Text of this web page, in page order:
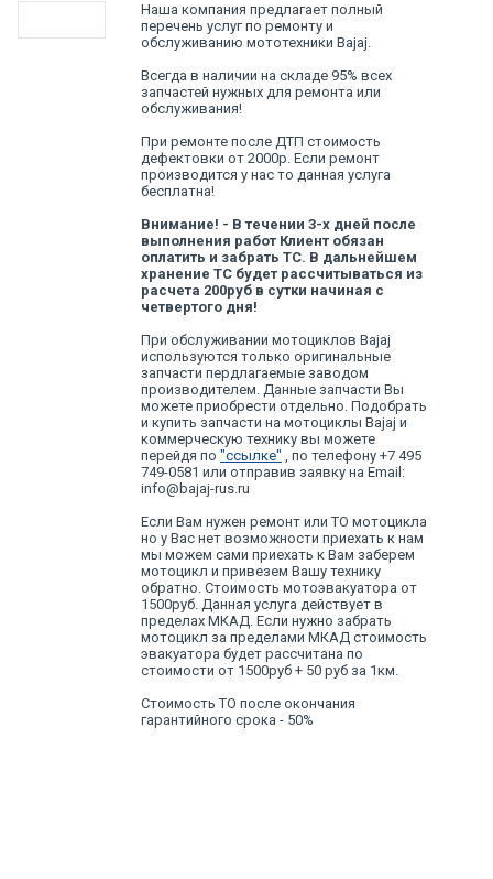
Наша компания предлагает полный
перечень услуг по ремонту и
обслуживанию мототехники Bajaj.
Всегда в наличии на складе 95% всех
запчастей нужных для ремонта или
обслуживания!
При ремонте после ДТП стоимость
дефектовки от 2000р. Если ремонт
производится у нас то данная услуга
бесплатна!
Внимание! - В течении 3-х дней после
выполнения работ Клиент обязан
оплатить и забрать ТС. В дальнейшем
хранение ТС будет рассчитываться из
расчета 200руб в сутки начиная с
четвертого дня!
При обслуживании мотоциклов Bajaj
используются только оригинальные
запчасти пердлагаемые заводом
производителем. Данные запчасти Вы
можете приобрести отдельно. Подобрать
и купить запчасти на мотоциклы Bajaj и
коммерческую технику вы можете
перейдя по "ссылке" , по телефону +7 495
749-0581 или отправив заявку на Email:
info@bajaj-rus.ru
Если Вам нужен ремонт или ТО мотоцикла
но у Вас нет возможности приехать к нам
мы можем сами приехать к Вам заберем
мотоцикл и привезем Вашу технику
обратно. Стоимость мотоэвакуатора от
1500руб. Данная услуга действует в
пределах МКАД. Если нужно забрать
мотоцикл за пределами МКАД стоимость
эвакуатора будет рассчитана по
стоимости от 1500руб + 50 руб за 1км.
Стоимость ТО после окончания
гарантийного срока - 50%